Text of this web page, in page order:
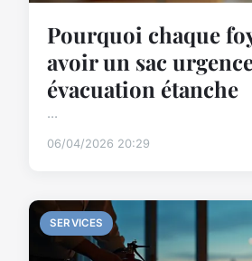
Pourquoi chaque
avoir un sac
évacuation étanche
...
06/04/2026 20:29
SERVICES